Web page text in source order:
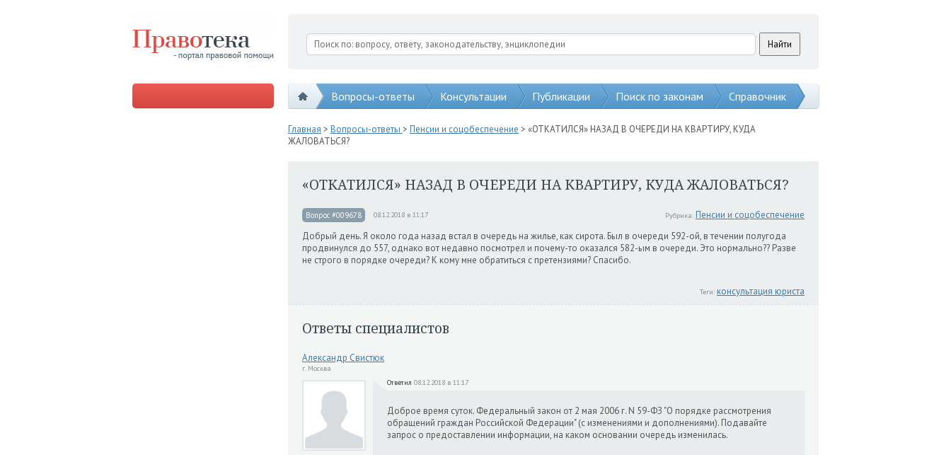
Вопросы-ответы Консультации Публикации Поиск по законам Справочник
Главная > Вопросы-ответы > Пенсии и соцобеспечение > «ОТКАТИЛСЯ» НАЗАД В ОЧЕРЕДИ НА КВАРТИРУ, КУДА
ЖАЛОВАТЬСЯ?
«ОТКАТИЛСЯ» НАЗАД В ОЧЕРЕДИ НА КВАРТИРУ, КУДА ЖАЛОВАТЬСЯ?
Вопрос #009678 08.12.2018 в 11:17 Рубрика: Пенсии и соцобеспечение
Добрый день. Я около года назад встал в очередь на жилье, как сирота. Был в очереди 592-ой, в течении полугода
продвинулся до 557, однако вот недавно посмотрел и почему-то оказался 582-ым в очереди. Это нормально?? Разве
не строго в порядке очереди? К кому мне обратиться с претензиями? Спасибо.
Теги: консультация юриста
Ответы специалистов
Александр Свистюк
г. Москва
Ответил 08.12.2018 в 11:17
Доброе время суток. Федеральный закон от 2 мая 2006 г. N 59-ФЗ "О порядке рассмотрения
обращений граждан Российской Федерации" (с изменениями и дополнениями). Подавайте
запрос о предоставлении информации, на каком основании очередь изменилась.